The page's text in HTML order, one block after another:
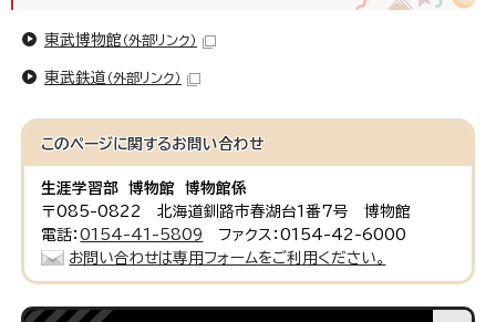
東武博物館 （外部リンク）
東武鉄道 （外部リンク）
このページに関するお問い合わせ
生涯学習部 博物館 博物館係
〒085-0822 北海道釧路市春湖台1番7号 博物館
電話：0154-41-5809
ファクス：0154-42-6000
お問い合わせは専用フォームをご利用ください。